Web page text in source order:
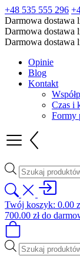
+48 535 555 296
Darmowa dostawa
Darmowa dostawa
Darmowa dostawa
Opinie
Blog
Kontakt
Czas i
Formy
Wyszukiwarka
produktów
Twój koszyk: 0.00
700.00 złdo
Wyszukiwarka